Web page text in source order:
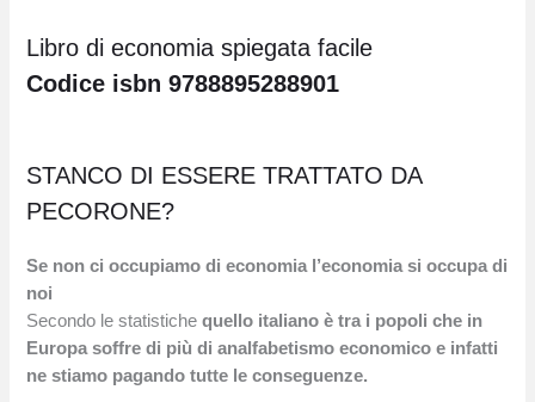
Libro di economia spiegata facile
Codice isbn 9788895288901
STANCO DI ESSERE TRATTATO DA
PECORONE?
Se non ci occupiamo di economia l’economia si occupa di
noi
Secondo le statistichequello italiano è tra i popoli che in
Europa soffre di più di analfabetismo economico e infatti
ne stiamo pagando tutte le conseguenze.